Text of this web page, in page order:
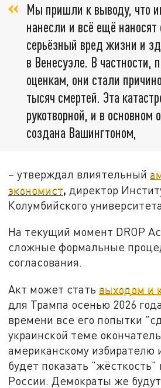
Мы пришли к выводу, что
нанесли и всё ещё наносят
серьёзный вред жизни и
в Венесуэле. В частности,
оценкам, они стали
тысяч смертей. Эта
рукотворной, и в основном
создана Вашингтоном,
– утверждал влиятельный
экономист, директор
Колумбийского
На текущий момент DROP
сложные формальные
согласования.
Акт может стать выходом и
для Трампа осенью 2026
времени все его попытки
украинской теме
американскому избирателю
будет показать
России. Демократы же